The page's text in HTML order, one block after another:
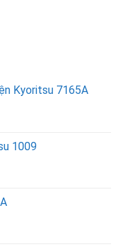
Kyoritsu 7165A
1009